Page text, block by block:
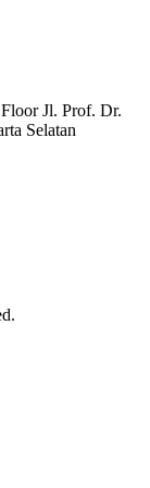
Jl. Prof. Dr.
Selatan